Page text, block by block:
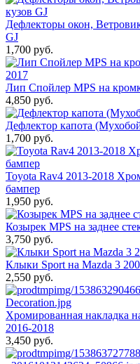
Дефлекторы окон,
GJ
1,700 руб.
Лип Спойлер MPS на
4,850 руб.
Дефлектор капота
1,700 руб.
Toyota Rav4 2013-2018
бампер
1,950 руб.
Козырек MPS на заднее
3,750 руб.
Клыки Sport на Mazda 3
2,550 руб.
Хромированная накладка
2016-2018
3,450 руб.